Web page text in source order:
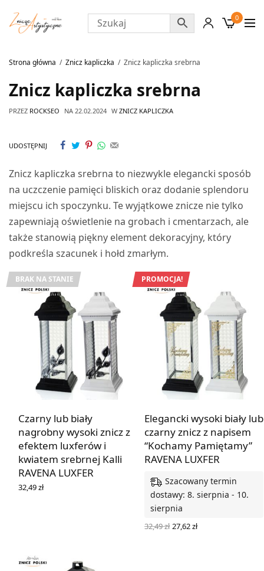
0
Strona główna Znicz kapliczka Znicz kapliczka srebrna
Znicz kapliczka srebrna
PRZEZ ROCKSEO NA 22.02.2024 W ZNICZ KAPLICZKA
UDOSTĘPNIJ
Znicz kapliczka srebrna to niezwykle elegancki sposób
na uczczenie pamięci bliskich oraz dodanie splendoru
miejscu ich spoczynku. Te wyjątkowe znicze nie tylko
zapewniają oświetlenie na grobach i cmentarzach, ale
także stanowią piękny element dekoracyjny, który
podkreśla szacunek i hołd zmarłym.
BRAK NA STANIE
Czarny lub biały
nagrobny wysoki znicz z
efektem luxferów i
kwiatem srebrnej Kalli
RAVENA LUXFER
32,49zł
PROMOCJA!
Elegancki wysoki biały lub
czarny znicz z napisem
“Kochamy Pamiętamy”
RAVENA LUXFER
Szacowany termin
dostawy: 8. sierpnia - 10.
sierpnia
32,49zł Pierwotna
cena
27,62złAktualna